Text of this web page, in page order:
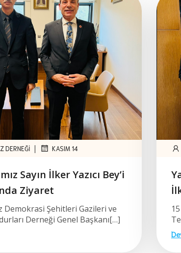
DERNEĞI | KASIM 14
Sayın İlker Yazıcı Bey’i
Ziyaret
Demokrasi Şehitleri Gazileri ve
Derneği Genel Başkanı[…]